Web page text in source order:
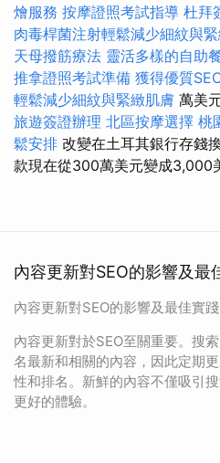
燴服務 按摩證照考試指導 杜拜
肉毒桿菌注射輕鬆減少細紋與
天母撥筋療法 靈活多樣的自助
推拿證照考試準備 獲得優質
輕鬆減少細紋與緊緻肌膚 萬美
旅遊簽證辦理 北區按摩選擇 桃
鬆安排 改變在土耳其銀行存錢
款現在從300萬美元變成3,000
內容更新對SEO的影響及最
內容更新對SEO的影響及最佳實
內容更新對於SEO至關重要。搜
名最新和相關的內容，因此定期
性和排名。新鮮的內容不僅吸引
更好的體驗。